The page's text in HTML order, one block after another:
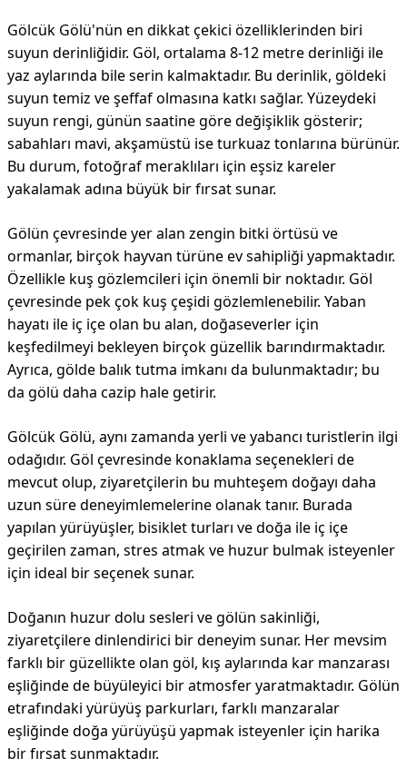
Gölcük Gölü'nün en dikkat çekici özelliklerinden biri
suyun derinliğidir. Göl, ortalama 8-12 metre derinliği ile
yaz aylarında bile serin kalmaktadır. Bu derinlik, göldeki
suyun temiz ve şeffaf olmasına katkı sağlar. Yüzeydeki
suyun rengi, günün saatine göre değişiklik gösterir;
sabahları mavi, akşamüstü ise turkuaz tonlarına bürünür.
Bu durum, fotoğraf meraklıları için eşsiz kareler
yakalamak adına büyük bir fırsat sunar.
Gölün çevresinde yer alan zengin bitki örtüsü ve
ormanlar, birçok hayvan türüne ev sahipliği yapmaktadır.
Özellikle kuş gözlemcileri için önemli bir noktadır. Göl
çevresinde pek çok kuş çeşidi gözlemlenebilir. Yaban
hayatı ile iç içe olan bu alan, doğaseverler için
keşfedilmeyi bekleyen birçok güzellik barındırmaktadır.
Ayrıca, gölde balık tutma imkanı da bulunmaktadır; bu
da gölü daha cazip hale getirir.
Gölcük Gölü, aynı zamanda yerli ve yabancı turistlerin ilgi
odağıdır. Göl çevresinde konaklama seçenekleri de
mevcut olup, ziyaretçilerin bu muhteşem doğayı daha
uzun süre deneyimlemelerine olanak tanır. Burada
yapılan yürüyüşler, bisiklet turları ve doğa ile iç içe
geçirilen zaman, stres atmak ve huzur bulmak isteyenler
için ideal bir seçenek sunar.
Doğanın huzur dolu sesleri ve gölün sakinliği,
ziyaretçilere dinlendirici bir deneyim sunar. Her mevsim
farklı bir güzellikte olan göl, kış aylarında kar manzarası
eşliğinde de büyüleyici bir atmosfer yaratmaktadır. Gölün
etrafındaki yürüyüş parkurları, farklı manzaralar
eşliğinde doğa yürüyüşü yapmak isteyenler için harika
bir fırsat sunmaktadır.